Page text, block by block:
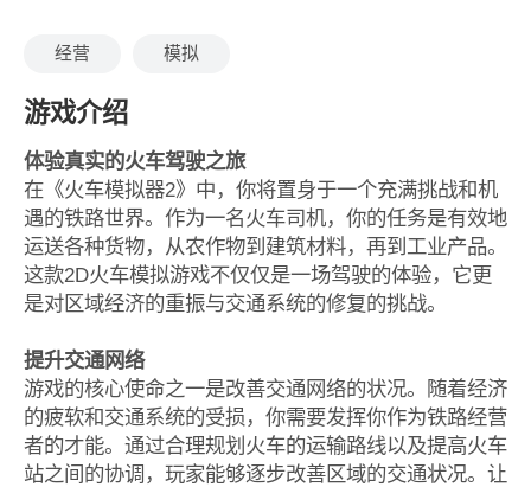
经营 模拟
游戏介绍
体验真实的火车驾驶之旅
在《火车模拟器2》中，你将置身于一个充满挑战和机
遇的铁路世界。作为一名火车司机，你的任务是有效地
运送各种货物，从农作物到建筑材料，再到工业产品。
这款2D火车模拟游戏不仅仅是一场驾驶的体验，它更
是对区域经济的重振与交通系统的修复的挑战。
提升交通网络
游戏的核心使命之一是改善交通网络的状况。随着经济
的疲软和交通系统的受损，你需要发挥你作为铁路经营
者的才能。通过合理规划火车的运输路线以及提高火车
站之间的协调，玩家能够逐步改善区域的交通状况。让